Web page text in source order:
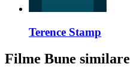
Terence Stamp
Filme Bune similare